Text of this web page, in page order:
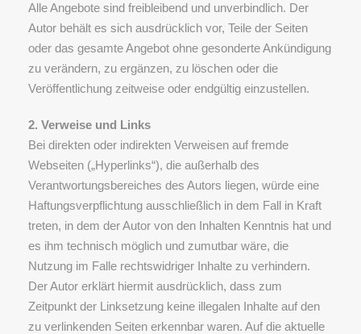
Alle Angebote sind freibleibend und unverbindlich. Der
Autor behält es sich ausdrücklich vor, Teile der Seiten
oder das gesamte Angebot ohne gesonderte Ankündigung
zu verändern, zu ergänzen, zu löschen oder die
Veröffentlichung zeitweise oder endgültig einzustellen.
2. Verweise und Links
Bei direkten oder indirekten Verweisen auf fremde
Webseiten („Hyperlinks“), die außerhalb des
Verantwortungsbereiches des Autors liegen, würde eine
Haftungsverpflichtung ausschließlich in dem Fall in Kraft
treten, in dem der Autor von den Inhalten Kenntnis hat und
es ihm technisch möglich und zumutbar wäre, die
Nutzung im Falle rechtswidriger Inhalte zu verhindern.
Der Autor erklärt hiermit ausdrücklich, dass zum
Zeitpunkt der Linksetzung keine illegalen Inhalte auf den
zu verlinkenden Seiten erkennbar waren. Auf die aktuelle